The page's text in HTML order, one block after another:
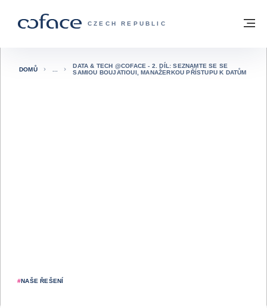
COFACE FOR TRADE - WEBOVÁ
CZECH REPUBLIC
Zpět na hlavní stránku
#NAŠE ŘEŠENÍ
DOMŮ
DATA & TECH @COFACE - 2. DÍL: SEZNAMTE SE SE
SAMIOU BOUJATIOUI, MANAŽERKOU PŘÍSTUPU K DATŮM